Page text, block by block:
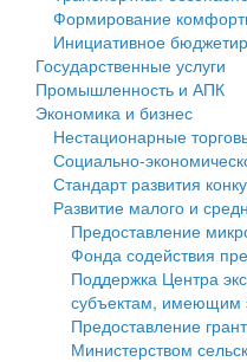
Государственные услуги
Промышленность и АПК
Экономика и бизнес
Символика
Устав
Гостям округа
Туризм
Культура
Образование
Здравоохранение
муниципального округа
Администрация
Тверской области
Управление сельскими
Открытые данные
Работа с обращениями
Муниципальный
Финансовое управление
Бюджет для граждан
Имущество
Выявление
объектов недвижимости
Имущественная
среднего
Формирование
Инициативное
Государственные услуги
Промышленность и АПК
Экономика и бизнес
Нестационарные
Социально-
Стандарт развития
Развитие малого и
Предоставление
Фонда содействия
Поддержка Центра
субъектам, имеющим
Предоставление
Министерством